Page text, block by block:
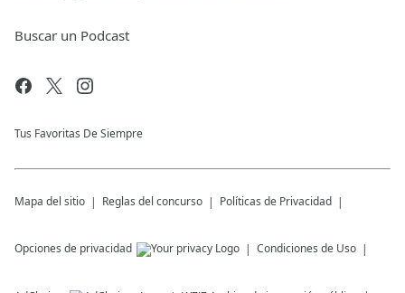
Buscar un Podcast
Tus Favoritas De Siempre
Mapa del sitio Reglas del concurso Políticas de Privacidad
Opciones de privacidad Condiciones de Uso